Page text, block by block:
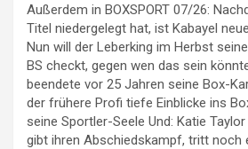
Außerdem in BOXSPORT 07/26:
Titel niedergelegt hat, ist Kabayel
Nun will der Leberking im Herbst
BS checkt, gegen wen das sein
beendete vor 25 Jahren seine Box-
der frühere Profi tiefe Einblicke ins
seine Sportler-Seele Und: Katie
gibt ihren Abschiedskampf, tritt noch